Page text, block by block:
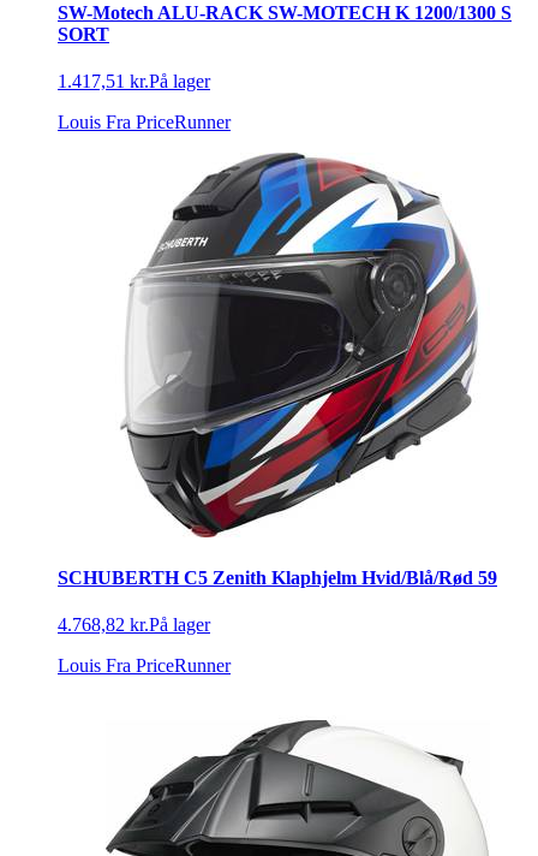
SW-Motech ALU-RACK SW-MOTECH K 1200/1300 S
SORT
1.417,51 kr.På lager
Louis Fra PriceRunner
SCHUBERTH C5 Zenith Klaphjelm Hvid/Blå/Rød 59
4.768,82 kr.På lager
Louis Fra PriceRunner